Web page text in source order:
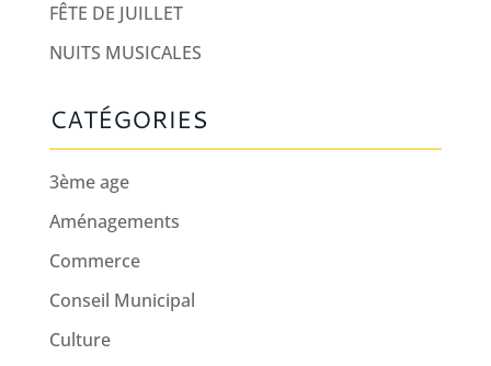
FÊTE DE JUILLET
NUITS MUSICALES
CATÉGORIES
3ème age
Aménagements
Commerce
Conseil Municipal
Culture